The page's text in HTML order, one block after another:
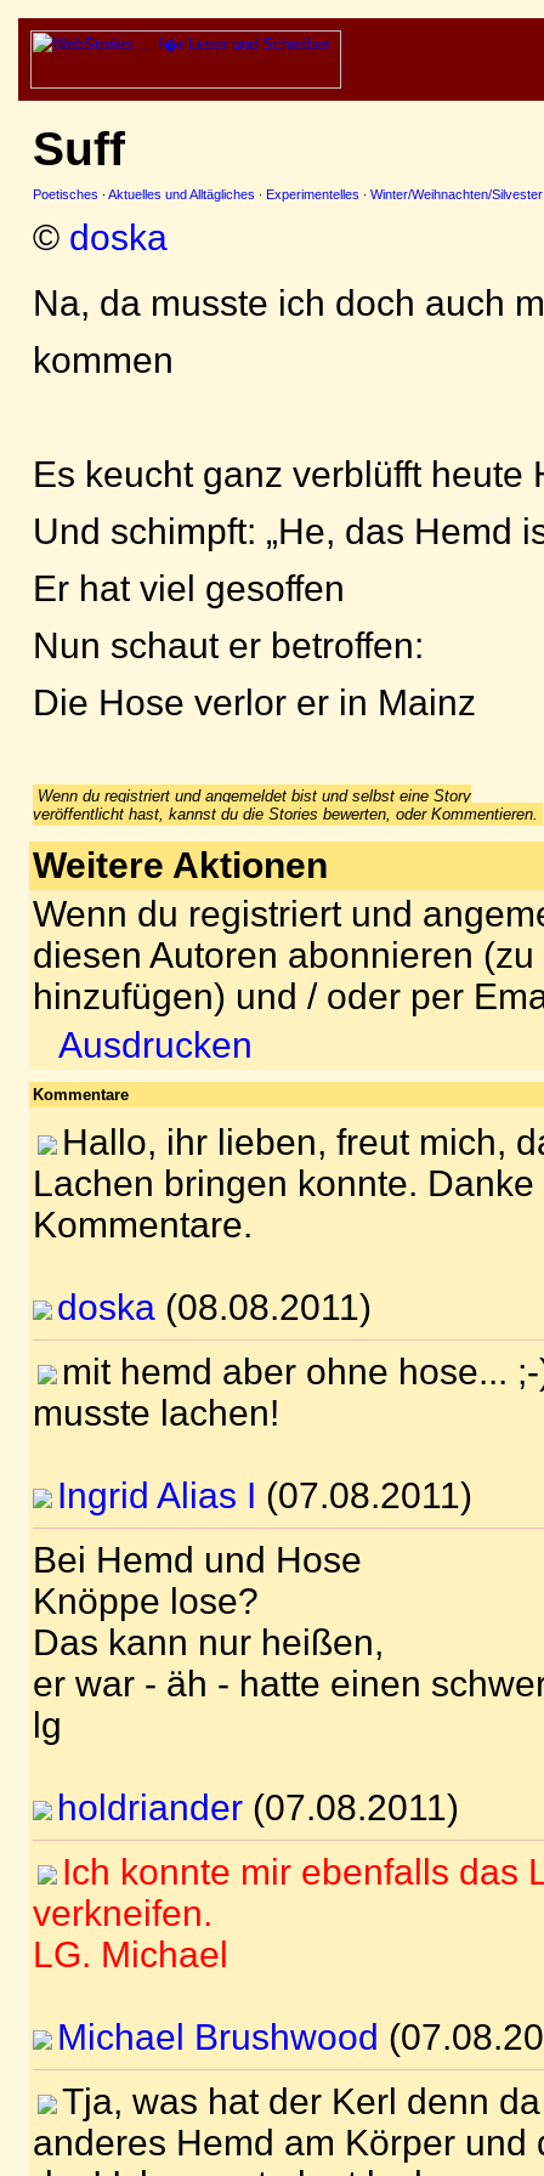
Suff
Poetisches · Aktuelles und Alltägliches · Experimentelles · Winter/Weihnachten/Silvester
© doska
Na, da musste ich doch auch
kommen
Es keucht ganz verblüfft heute
Und schimpft: „He, das Hemd
Er hat viel gesoffen
Nun schaut er betroffen:
Die Hose verlor er in Mainz
Wenn du registriert und angemeldet bist und selbst eine Story
veröffentlicht hast, kannst du die Stories bewerten, oder Kommentieren.
Weitere Aktionen
Wenn du registriert und
diesen Autoren abonnieren
hinzufügen) und / oder per
Ausdrucken
Kommentare
Hallo, ihr lieben, freut mich,
Lachen bringen konnte.
Kommentare.
doska (08.08.2011)
mit hemd aber ohne hose...
musste lachen!
Ingrid Alias I (07.08.2011)
Bei Hemd und Hose
Knöppe lose?
Das kann nur heißen,
er war - äh - hatte einen
lg
holdriander (07.08.2011)
Ich konnte mir ebenfalls das
verkneifen.
LG. Michael
Michael Brushwood
Tja, was hat der Kerl denn
anderes Hemd am Körper und